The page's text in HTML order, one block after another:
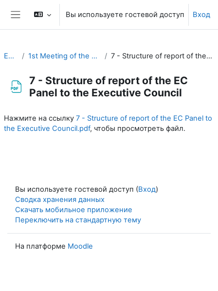
Перейти к основному содержанию
Боковая панель
Вы используете гостевой доступ Вход
EC-CDP 1st Meeting of the CDP (26-27 August 2020) 7 - Structure of report of the EC Panel to the Executive Council
7 - Structure of report of the EC
Panel to the Executive Council
Нажмите на ссылку 7 - Structure of report of the EC Panel to
the Executive Council.pdf, чтобы просмотреть файл.
Вы используете гостевой доступ (Вход)
Сводка хранения данных
Скачать мобильное приложение
Переключить на стандартную тему
На платформе Moodle